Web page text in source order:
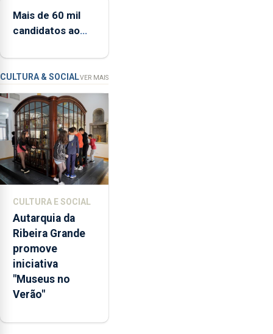
Resiliência
(PRR)
Açores
ronda
os
65
milhões
de
euros
e
abrange
respostas
habitacionais,
anunciou
o
Governo
Regional.
13 de setembro
Mais de 60 mil
candidatos ao
na 1.ª fase
CULTURA & SOCIALVER MAIS
CULTURA E SOCIAL
Autarquia da
Ribeira Grande
promove
iniciativa
"Museus no
Verão"